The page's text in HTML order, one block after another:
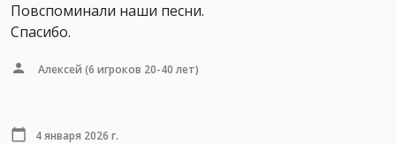
Повспоминали наши песни.
Спасибо.
Алексей (6 игроков 20-40 лет)
4 января 2026 г.